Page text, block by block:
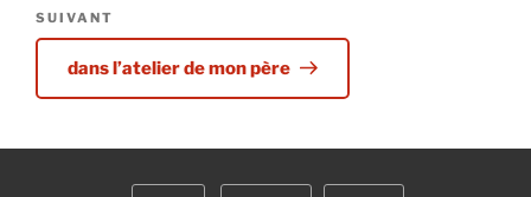
Article
suivant
SUIVANT
dans l’atelier de mon père